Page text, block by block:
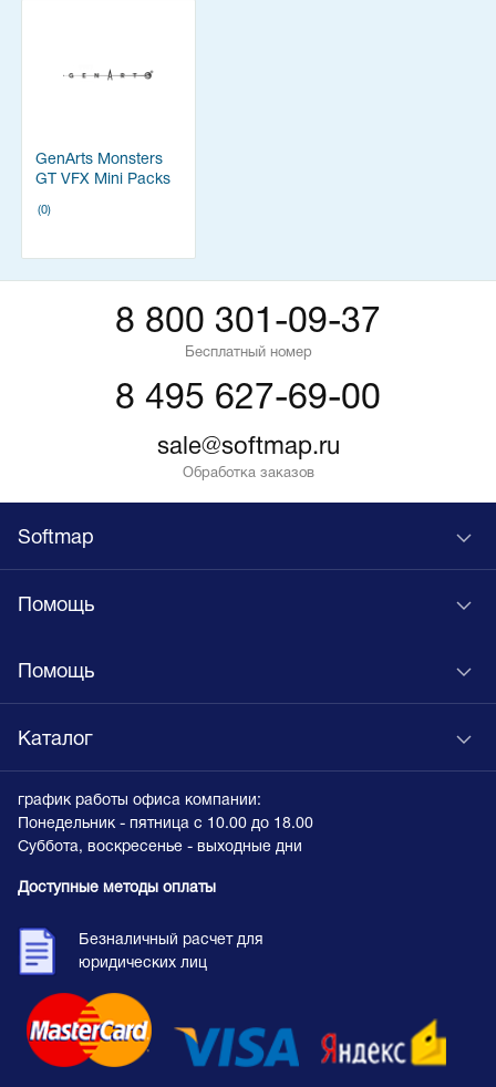
GenArts Monsters
GT VFX Mini Packs
(0)
8 800 301-09-37
Бесплатный номер
8 495 627-69-00
sale@softmap.ru
Обработка заказов
Softmap
Помощь
Помощь
Каталог
график работы офиса компании:
Понедельник - пятница с 10.00 до 18.00
Суббота, воскресенье - выходные дни
Доступные методы оплаты
Безналичный расчет для
юридических лиц